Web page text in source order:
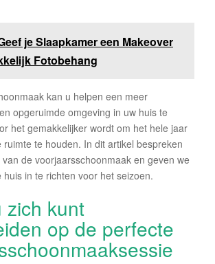
je Slaapkamer een Makeover
Fotobehang
kan u helpen een meer
opgeruimde omgeving in uw huis te
het gemakkelijker wordt om het hele jaar
te houden. In dit artikel bespreken
de voorjaarsschoonmaak en geven we
huis in te richten voor het seizoen.
zich kunt
op de perfecte